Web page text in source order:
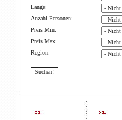
Länge:
Anzahl Personen:
Preis Min:
Preis Max:
Region: